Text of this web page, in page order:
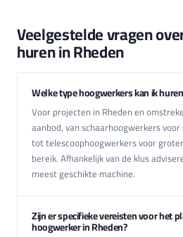
Veelgestelde vragen
huren in Rheden
Welke type hoogwerkers kan ik
Voor projecten in Rheden en
aanbod, van schaarhoogwerkers
tot telescoophoogwerkers voor
bereik. Afhankelijk van de klus
meest geschikte machine.
Zijn er specifieke vereisten voor het
hoogwerker in Rheden?